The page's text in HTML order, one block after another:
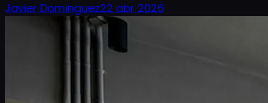
Javier Dominguez22 abr 2026